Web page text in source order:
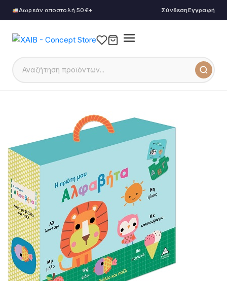
Δωρεάν αποστολή 50€+ ΣύνδεσηΕγγραφή